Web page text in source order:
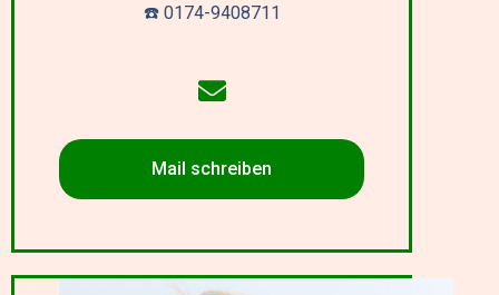
☎️ 0174-9408711
Mail schreiben